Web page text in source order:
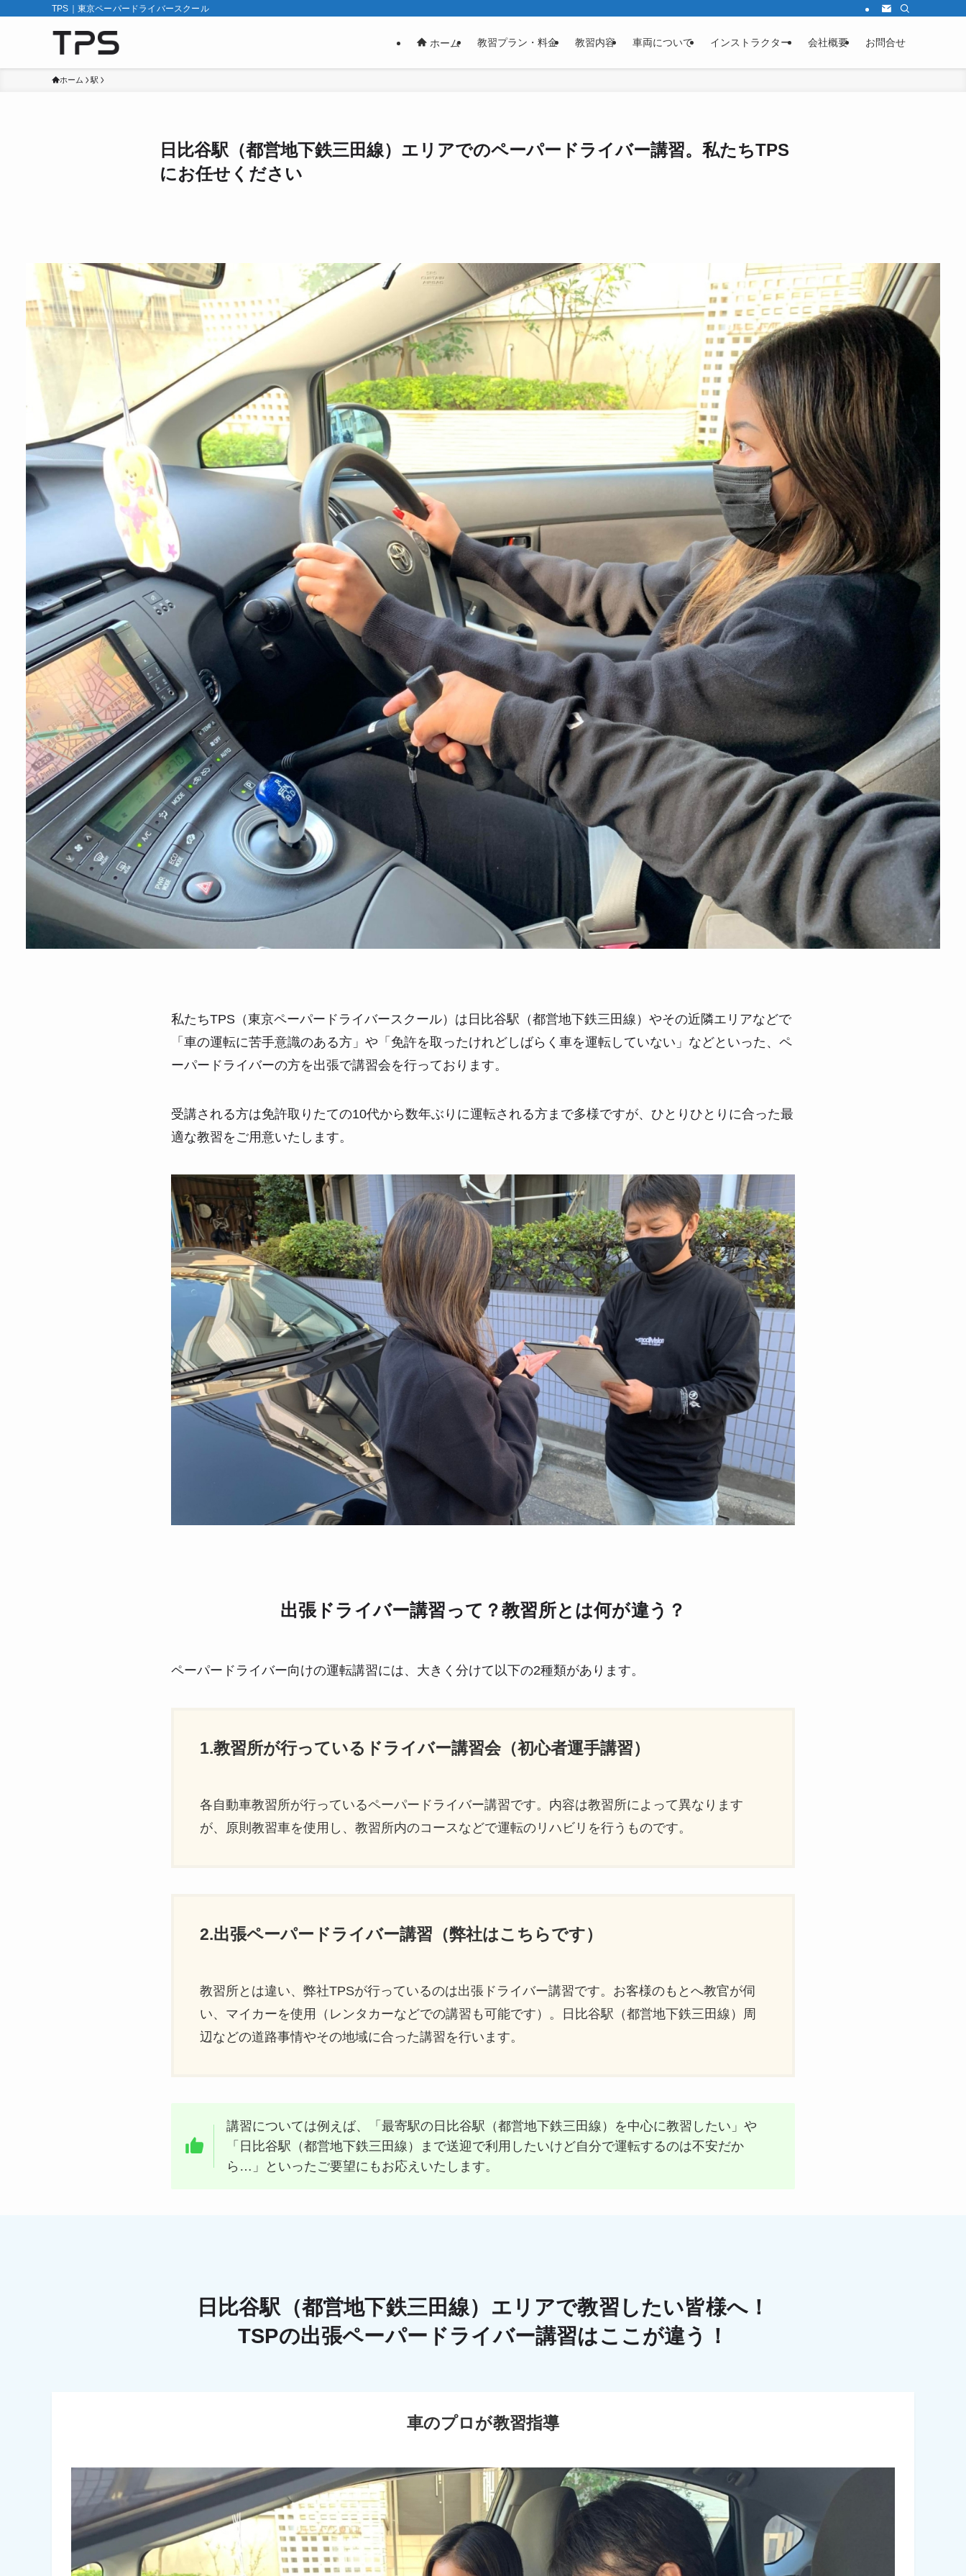
TPS｜東京ペーパードライバースクール
ホーム 教習プラン・料金 教習内容 車両について インストラクター 会社概要 お問合せ
ホーム 駅
日比谷駅（都営地下鉄三田線）エリアでのペーパードライバー講習。私たちTPS
にお任せください
私たちTPS（東京ペーパードライバースクール）は日比谷駅（都営地下鉄三田線）やその近隣エリアなどで
「車の運転に苦手意識のある方」や「免許を取ったけれどしばらく車を運転していない」などといった、ペ
ーパードライバーの方を出張で講習会を行っております。
受講される方は免許取りたての10代から数年ぶりに運転される方まで多様ですが、ひとりひとりに合った最
適な教習をご用意いたします。
出張ドライバー講習って？教習所とは何が違う？
ペーパードライバー向けの運転講習には、大きく分けて以下の2種類があります。
1.教習所が行っているドライバー講習会（初心者運手講習）
各自動車教習所が行っているペーパードライバー講習です。内容は教習所によって異なります
が、原則教習車を使用し、教習所内のコースなどで運転のリハビリを行うものです。
2.出張ペーパードライバー講習（弊社はこちらです）
教習所とは違い、弊社TPSが行っているのは出張ドライバー講習です。お客様のもとへ教官が伺
い、マイカーを使用（レンタカーなどでの講習も可能です）。日比谷駅（都営地下鉄三田線）周
辺などの道路事情やその地域に合った講習を行います。
講習については例えば、「最寄駅の日比谷駅（都営地下鉄三田線）を中心に教習したい」や
「日比谷駅（都営地下鉄三田線）まで送迎で利用したいけど自分で運転するのは不安だか
ら…」といったご要望にもお応えいたします。
日比谷駅（都営地下鉄三田線）エリアで教習したい皆様へ！
TSPの出張ペーパードライバー講習はここが違う！
車のプロが教習指導